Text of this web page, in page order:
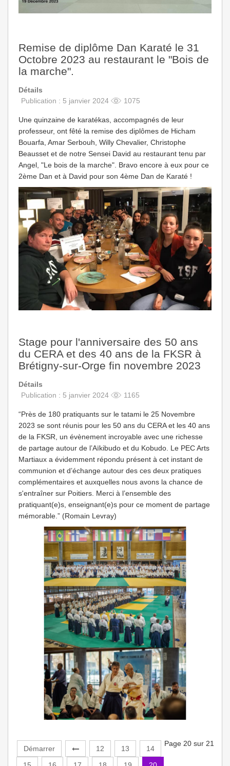
Remise de diplôme Dan Karaté le 31
Octobre 2023 au restaurant le "Bois de
la marche".
Détails
Publication : 5 janvier 2024
1075
Une quinzaine de karatékas, accompagnés de leur
professeur, ont fêté la remise des diplômes de Hicham
Bouarfa, Amar Serbouh, Willy Chevalier, Christophe
Beausset et de notre Sensei David au restaurant tenu par
Angel, "Le bois de la marche". Bravo encore à eux pour ce
2ème Dan et à David pour son 4ème Dan de Karaté !
Stage pour l'anniversaire des 50 ans
du CERA et des 40 ans de la FKSR à
Brétigny-sur-Orge fin novembre 2023
Détails
Publication : 5 janvier 2024
1165
“Près de 180 pratiquants sur le tatami le 25 Novembre
2023 se sont réunis pour les 50 ans du CERA et les 40 ans
de la FKSR, un évènement incroyable avec une richesse
de partage autour de l’Aïkibudo et du Kobudo. Le PEC Arts
Martiaux a évidemment répondu présent à cet instant de
communion et d’échange autour des ces deux pratiques
complémentaires et auxquelles nous avons la chance de
s'entraîner sur Poitiers. Merci à l’ensemble des
pratiquant(e)s, enseignant(e)s pour ce moment de partage
mémorable.” (Romain Levray)
Page 20 sur 21
Démarrer 12 13
14